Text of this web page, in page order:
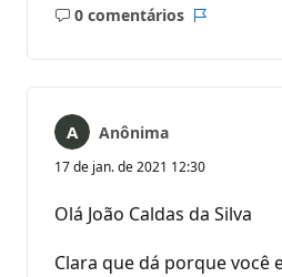
0 comentários
Sem
Relatório
Anônima
17 de jan. de 2021 12:30
Olá João Caldas da Silva
Clara que dá porque você